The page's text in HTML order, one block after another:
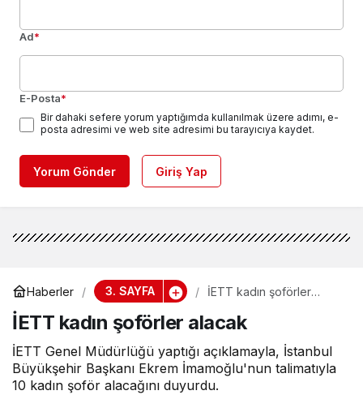
Ad*
E-Posta*
Bir dahaki sefere yorum yaptığımda kullanılmak üzere adımı, e-
posta adresimi ve web site adresimi bu tarayıcıya kaydet.
Yorum Gönder Giriş Yap
Haberler 3. SAYFA
İETT kadın şoförler
İETT kadın şoförler alacak
İETT Genel Müdürlüğü yaptığı açıklamayla, İstanbul
Büyükşehir Başkanı Ekrem İmamoğlu'nun talimatıyla
10 kadın şoför alacağını duyurdu.